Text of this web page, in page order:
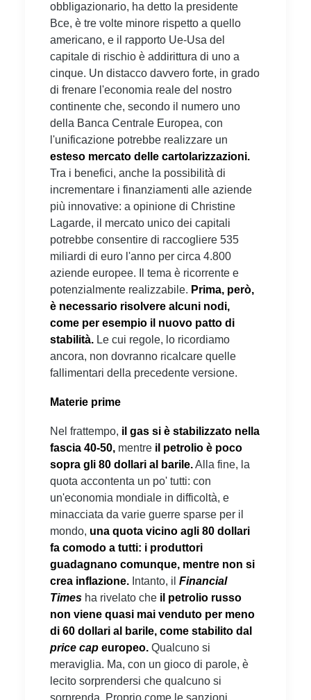
obbligazionario, ha detto la presidente
Bce, è tre volte minore rispetto a quello
americano, e il rapporto Ue-Usa del
capitale di rischio è addirittura di uno a
cinque. Un distacco davvero forte, in grado
di frenare l'economia reale del nostro
continente che, secondo il numero uno
della Banca Centrale Europea, con
l'unificazione potrebbe realizzare un
esteso mercato delle cartolarizzazioni.
Tra i benefici, anche la possibilità di
incrementare i finanziamenti alle aziende
più innovative: a opinione di Christine
Lagarde, il mercato unico dei capitali
potrebbe consentire di raccogliere 535
miliardi di euro l'anno per circa 4.800
aziende europee. Il tema è ricorrente e
potenzialmente realizzabile. Prima, però,
è necessario risolvere alcuni nodi,
come per esempio il nuovo patto di
stabilità. Le cui regole, lo ricordiamo
ancora, non dovranno ricalcare quelle
fallimentari della precedente versione.
Materie prime
Nel frattempo, il gas si è stabilizzato nella
fascia 40-50, mentre il petrolio è poco
sopra gli 80 dollari al barile.Alla fine, la
quota accontenta un po' tutti: con
un'economia mondiale in difficoltà, e
minacciata da varie guerre sparse per il
mondo, una quota vicino agli 80 dollari
fa comodo a tutti: i produttori
guadagnano comunque, mentre non si
crea inflazione. Intanto, il Financial
Times ha rivelato che il petrolio russo
non viene quasi mai venduto per meno
di 60 dollari al barile, come stabilito dal
price cap europeo. Qualcuno si
meraviglia. Ma, con un gioco di parole, è
lecito sorprendersi che qualcuno si